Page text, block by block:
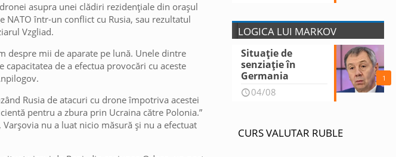
asupra unei clădiri rezidențiale din orașul
NATO într-un conflict cu Rusia, sau rezultatul
Vzgliad.
despre mii de aparate pe lună. Unele dintre
de a efectua provocări cu aceste
Rusia de atacuri cu drone împotriva acestei
pentru a zbura prin Ucraina către Polonia.”
nu a luat nicio măsură și nu a efectuat
LOGICA LUI MARKOV
1
Situație de
senziație în
Germania
04/08
CURS VALUTAR RUBLE